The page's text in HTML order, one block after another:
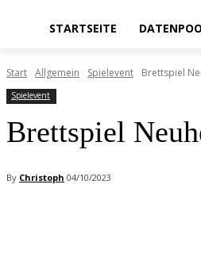
STARTSEITE
Start Allgemein Spielevent Brettspiel
Spielevent
Brettspiel
By Christoph 04/10/2023